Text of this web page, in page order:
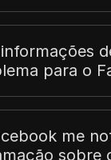
para o
me
sobre